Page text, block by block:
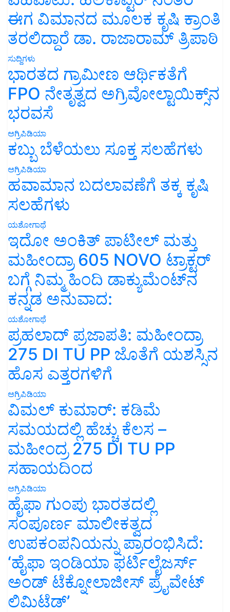
ಈಗ ವಿಮಾನದ ಮೂಲಕ ಕೃಷಿ ಕ್ರಾಂತಿ
ತರಲಿದ್ದಾರೆ ಡಾ. ರಾಜಾರಾಮ್ ತ್ರಿಪಾಠಿ
ಸುದ್ದಿಗಳು
ಭಾರತದ ಗ್ರಾಮೀಣ ಆರ್ಥಿಕತೆಗೆ
FPO ನೇತೃತ್ವದ ಅಗ್ರಿವೋಲ್ಟಾಯಿಕ್ಸ್‌ನ
ಭರವಸೆ
ಅಗ್ರಿಪಿಡಿಯಾ
ಕಬ್ಬು ಬೆಳೆಯಲು ಸೂಕ್ತ ಸಲಹೆಗಳು
ಅಗ್ರಿಪಿಡಿಯಾ
ಹವಾಮಾನ ಬದಲಾವಣೆಗೆ ತಕ್ಕ ಕೃಷಿ
ಸಲಹೆಗಳು
ಯಶೋಗಾಥೆ
ಇದೋ ಅಂಕಿತ್ ಪಾಟೀಲ್ ಮತ್ತು
ಮಹೀಂದ್ರಾ 605 NOVO ಟ್ರಾಕ್ಟರ್
ಬಗ್ಗೆ ನಿಮ್ಮ ಹಿಂದಿ ಡಾಕ್ಯುಮೆಂಟ್‌ನ
ಕನ್ನಡ ಅನುವಾದ:
ಯಶೋಗಾಥೆ
ಪ್ರಹಲಾದ್ ಪ್ರಜಾಪತಿ: ಮಹೀಂದ್ರಾ
275 DI TU PP ಜೊತೆಗೆ ಯಶಸ್ಸಿನ
ಹೊಸ ಎತ್ತರಗಳಿಗೆ
ಅಗ್ರಿಪಿಡಿಯಾ
ವಿಮಲ್ ಕುಮಾರ್: ಕಡಿಮೆ
ಸಮಯದಲ್ಲಿ ಹೆಚ್ಚು ಕೆಲಸ –
ಮಹೀಂದ್ರ 275 DI TU PP
ಸಹಾಯದಿಂದ
ಅಗ್ರಿಪಿಡಿಯಾ
ಹೈಫಾ ಗುಂಪು ಭಾರತದಲ್ಲಿ
ಸಂಪೂರ್ಣ ಮಾಲೀಕತ್ವದ
ಉಪಕಂಪನಿಯನ್ನು ಪ್ರಾರಂಭಿಸಿದೆ:
‘ಹೈಫಾ ಇಂಡಿಯಾ ಫರ್ಟಿಲೈಜರ್ಸ್
ಅಂಡ್ ಟೆಕ್ನೋಲಾಜೀಸ್ ಪ್ರೈವೇಟ್
ಲಿಮಿಟೆಡ್’